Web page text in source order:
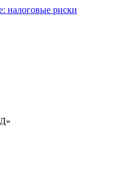
налоговые риски